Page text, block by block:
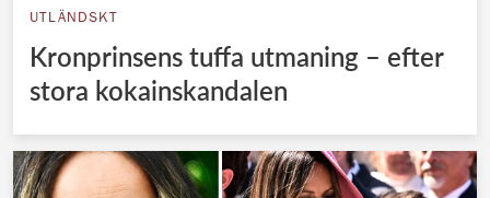
UTLÄNDSKT
Kronprinsens tuffa utmaning – efter
stora kokainskandalen